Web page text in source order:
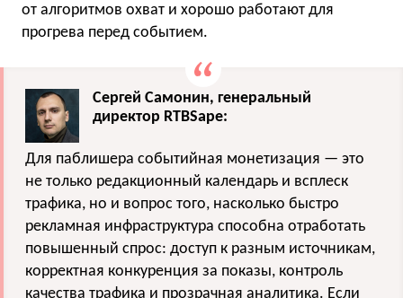
от алгоритмов охват и хорошо работают для
прогрева перед событием.
Сергей Самонин, генеральный
директор RTBSape:
Для паблишера событийная монетизация — это
не только редакционный календарь и всплеск
трафика, но и вопрос того, насколько быстро
рекламная инфраструктура способна отработать
повышенный спрос: доступ к разным источникам,
корректная конкуренция за показы, контроль
качества трафика и прозрачная аналитика. Если